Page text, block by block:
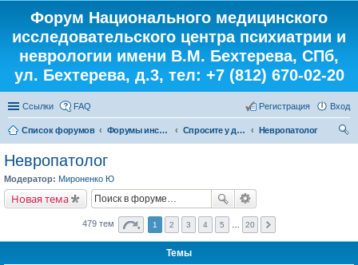
Форум Национального медицинского
исследовательского центра психиатрии и
неврологии имени В.М. Бехтерева, СПб,
ул. Бехтерева, д.3, тел: +7 (812) 670-02-20
Ссылки FAQ Вход
Регистрация
Список форумов Форумы института Спросите у доктора
Невропатолог
Невропатолог
Модератор: Мироненко Ю
Новая тема
479 тем 1 2 3 4 5 20
Темы